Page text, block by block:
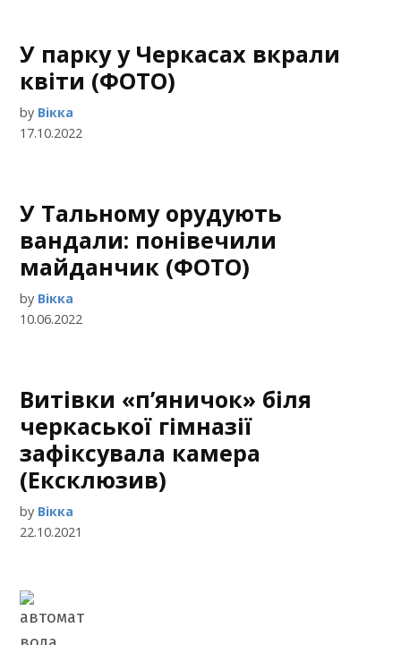
У парку у Черкасах вкрали
квіти (ФОТО)
by Вікка
17.10.2022
У Тальному орудують
вандали: понівечили
майданчик (ФОТО)
by Вікка
10.06.2022
Витівки «п’яничок» біля
черкаської гімназії
зафіксувала камера
(Ексклюзив)
by Вікка
22.10.2021